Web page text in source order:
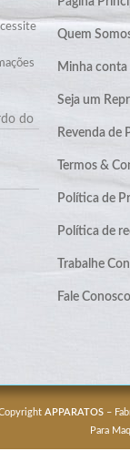
do
Quem
Minha conta
Seja um
Revenda de
Termos &
Política de
Política de
Trabalhe
Fale Conosco
APPARATOS –
Para